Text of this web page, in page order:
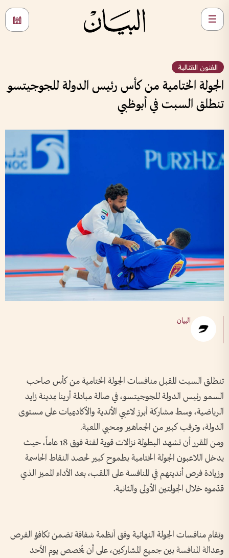
الفنون القتالية
الجولة الختامية من كأس رئيس الدولة للجوجيتسو
تنطلق السبت في أبوظبي
البيان
تنطلق السبت المقبل منافسات الجولة الختامية من كأس صاحب
السمو رئيس الدولة للجوجيتسو، في صالة مبادلة أرينا بمدينة زايد
الرياضية، وسط مشاركة أبرز لاعبي الأندية والأكاديميات على مستوى
الدولة، وترقب كبير من الجماهير ومحبي اللعبة.
ومن المقرر أن تشهد البطولة نزالات قوية لفئة فوق 18 عاماً، حيث
يدخل اللاعبون الجولة الختامية بطموح كبير لحصد النقاط الحاسمة
وزيادة فرص أنديتهم في المنافسة على اللقب، بعد الأداء المميز الذي
قدّموه خلال الجولتين الأولى والثانية.
وتقام منافسات الجولة النهائية وفق أنظمة شفافة تضمن تكافؤ الفرص
وعدالة المنافسة بين جميع المشاركين، على أن يُخصص يوم الأحد